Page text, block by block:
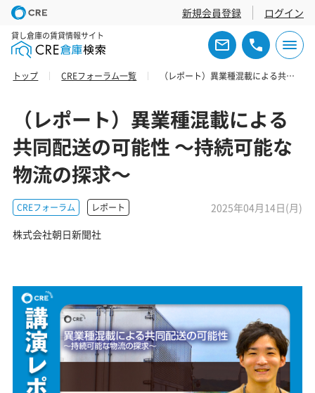
新規会員登録 ログイン
貸し倉庫の賃貸情報サイト
トップ CREフォーラム一覧 （レポート）異業種混載による共同配送の可能性 ～持続可能な物流の探求～
（レポート）異業種混載による
共同配送の可能性 ～持続可能な
物流の探求～
CREフォーラム レポート
2025年04月14日(月)
株式会社朝日新聞社